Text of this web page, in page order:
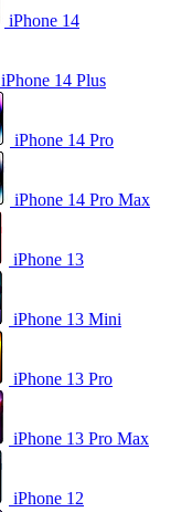
iPhone 14
iPhone 14 Plus
iPhone 14 Pro
iPhone 14 Pro Max
iPhone 13
iPhone 13 Mini
iPhone 13 Pro
iPhone 13 Pro Max
iPhone 12